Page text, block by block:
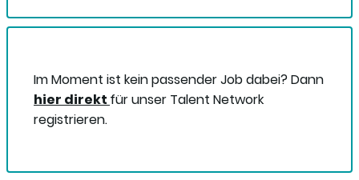
Im Moment ist kein passender Job dabei? Dann
hier direkt für unser Talent Network
registrieren.